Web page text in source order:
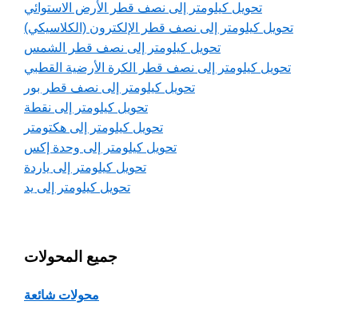
تحويل كيلومتر إلى نصف قطر الأرض الاستوائي
تحويل كيلومتر إلى نصف قطر الإلكترون (الكلاسيكي)
تحويل كيلومتر إلى نصف قطر الشمس
تحويل كيلومتر إلى نصف قطر الكرة الأرضية القطبي
تحويل كيلومتر إلى نصف قطر بور
تحويل كيلومتر إلى نقطة
تحويل كيلومتر إلى هكتومتر
تحويل كيلومتر إلى وحدة إكس
تحويل كيلومتر إلى ياردة
تحويل كيلومتر إلى يد
جميع المحولات
محولات شائعة